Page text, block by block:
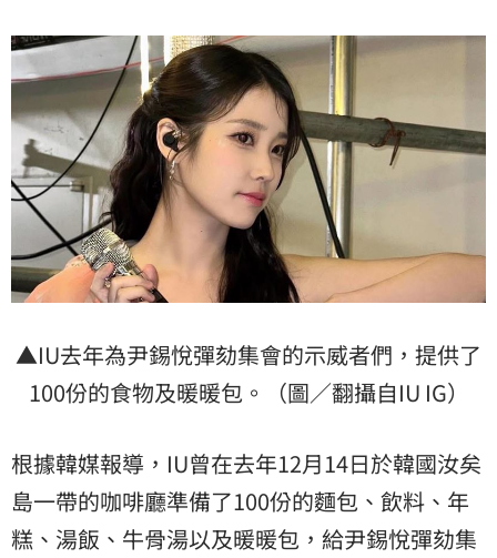
▲IU去年為尹錫悅彈劾集會的示威者們，提供了
100份的食物及暖暖包。（圖／翻攝自IU IG）
根據韓媒報導，IU曾在去年12月14日於韓國汝矣
島一帶的咖啡廳準備了100份的麵包、飲料、年
糕、湯飯、牛骨湯以及暖暖包，給尹錫悅彈劾集